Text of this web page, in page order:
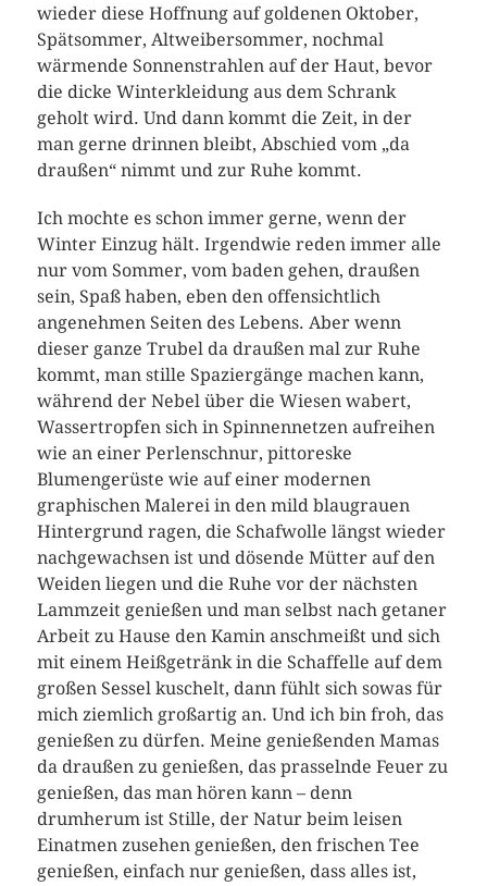
wieder diese Hoffnung auf goldenen Oktober,
Spätsommer, Altweibersommer, nochmal
wärmende Sonnenstrahlen auf der Haut, bevor
die dicke Winterkleidung aus dem Schrank
geholt wird. Und dann kommt die Zeit, in der
man gerne drinnen bleibt, Abschied vom „da
draußen“ nimmt und zur Ruhe kommt.
Ich mochte es schon immer gerne, wenn der
Winter Einzug hält. Irgendwie reden immer alle
nur vom Sommer, vom baden gehen, draußen
sein, Spaß haben, eben den offensichtlich
angenehmen Seiten des Lebens. Aber wenn
dieser ganze Trubel da draußen mal zur Ruhe
kommt, man stille Spaziergänge machen kann,
während der Nebel über die Wiesen wabert,
Wassertropfen sich in Spinnennetzen aufreihen
wie an einer Perlenschnur, pittoreske
Blumengerüste wie auf einer modernen
graphischen Malerei in den mild blaugrauen
Hintergrund ragen, die Schafwolle längst wieder
nachgewachsen ist und dösende Mütter auf den
Weiden liegen und die Ruhe vor der nächsten
Lammzeit genießen und man selbst nach getaner
Arbeit zu Hause den Kamin anschmeißt und sich
mit einem Heißgetränk in die Schaffelle auf dem
großen Sessel kuschelt, dann fühlt sich sowas für
mich ziemlich großartig an. Und ich bin froh, das
genießen zu dürfen. Meine genießenden Mamas
da draußen zu genießen, das prasselnde Feuer zu
genießen, das man hören kann – denn
drumherum ist Stille, der Natur beim leisen
Einatmen zusehen genießen, den frischen Tee
genießen, einfach nur genießen, dass alles ist,